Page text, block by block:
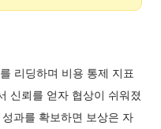
리딩하며 비용 통제 지표
신뢰를 얻자 협상이 쉬워졌
과를 확보하면 보상은 자